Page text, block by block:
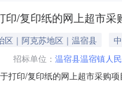
/复印纸的网上超市采
区｜阿克苏地区｜温宿县
招标单位： 温宿县温宿镇人
打印/复印纸的网上超市采购
所在行政区划名称:新疆维吾